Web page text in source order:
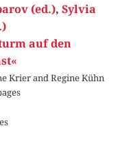
(ed.), Sylvia
auf den
Krier and Regine Kühn